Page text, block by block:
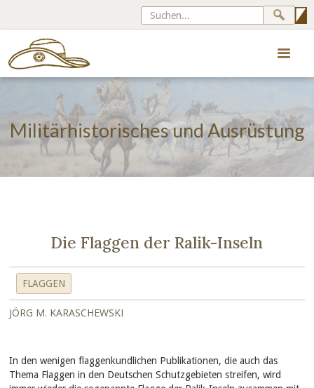
Militärhistorisches und Ausrüstung
Die Flaggen der Ralik-Inseln
FLAGGEN
JÖRG M. KARASCHEWSKI
In den wenigen flaggenkundlichen Publikationen, die auch das
Thema Flaggen in den Deutschen Schutzgebieten streifen, wird